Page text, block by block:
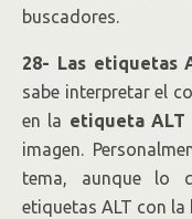
buscadores.
28- Las etiquetas
sabe interpretar el
en la etiqueta ALT
imagen.
tema, aunque lo
etiquetas ALT con la